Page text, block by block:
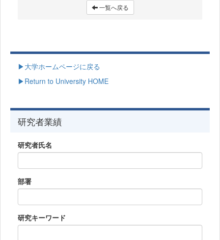
一覧へ戻る
▶大学ホームページに戻る
▶Return to University HOME
研究者業績
研究者氏名
部署
研究キーワード